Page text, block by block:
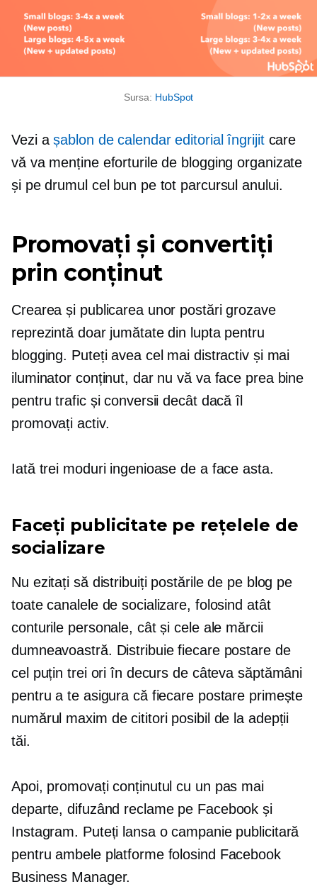
Sursa: HubSpot
Vezi așablon de calendar editorial îngrijitcare
vă va menține eforturile de blogging organizate
și pe drumul cel bun pe tot parcursul anului.
Promovați și convertiți
prin conținut
Crearea și publicarea unor postări grozave
reprezintă doar jumătate din lupta pentru
blogging. Puteți avea cel mai distractiv și mai
iluminator conținut, dar nu vă va face prea bine
pentru trafic și conversii decât dacă îl
promovați activ.
Iată trei moduri ingenioase de a face asta.
Faceți publicitate pe rețelele de
socializare
Nu ezitați să distribuiți postările de pe blog pe
toate canalele de socializare, folosind atât
conturile personale, cât și cele ale mărcii
dumneavoastră. Distribuie fiecare postare de
cel puțin trei ori în decurs de câteva săptămâni
pentru a te asigura că fiecare postare primește
numărul maxim de cititori posibil de la adepții
tăi.
Apoi, promovați conținutul cu un pas mai
departe, difuzând reclame pe Facebook și
Instagram. Puteți lansa o campanie publicitară
pentru ambele platforme folosind Facebook
Business Manager.